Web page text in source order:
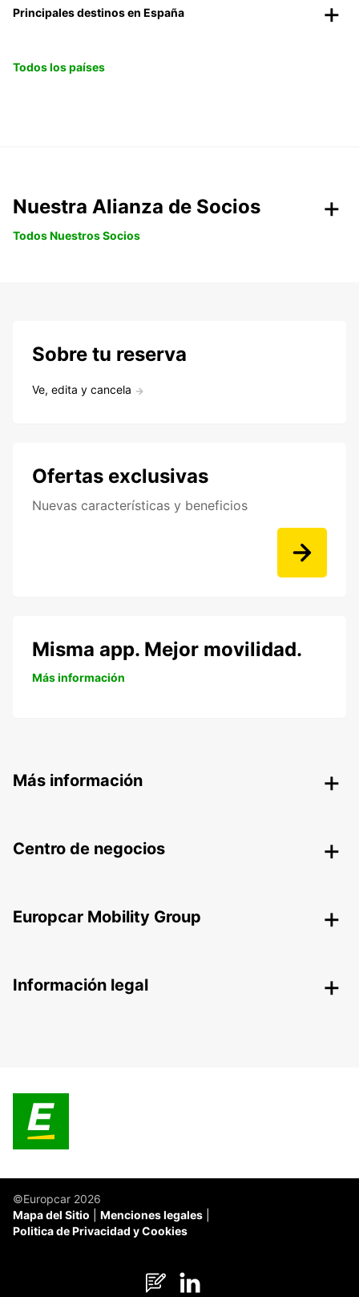
Principales destinos en España
Todos los países
Nuestra Alianza de Socios
Todos Nuestros Socios
Sobre tu reserva
Ve, edita y cancela
Ofertas exclusivas
Nuevas características y beneficios
Misma app. Mejor movilidad.
Más información
Más información
Centro de negocios
Europcar Mobility Group
Información legal
©Europcar 2026
Mapa del Sitio
Menciones legales
Politica de Privacidad y Cookies